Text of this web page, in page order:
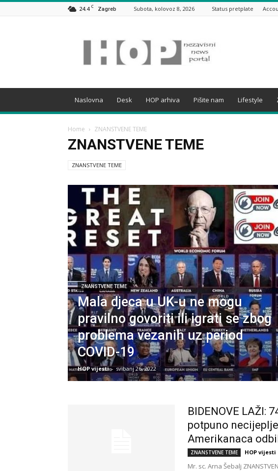
24.4 C Zagreb Subota, kolovoz 8, 2026 Status pretplate
Naslovna Desk HOP arhiva Pišite nam Lifestyle
Home ZNANSTVENE TEME
ZNANSTVENE TEME
ZNANSTVENE TEME
ZNANSTVENE TEME
Mala djeca u UK-u ne mogu
pravilno govoriti ili igrati se zbog
problema vezanih uz period
COVID-19
HOP vijesti - svibanj 26, 2022
BIDENOVE LAŽI:
potpuno
Amerikanaca
ZNANSTVENE TEME HOP vijesti
Mr. sc. Arna Šebalj